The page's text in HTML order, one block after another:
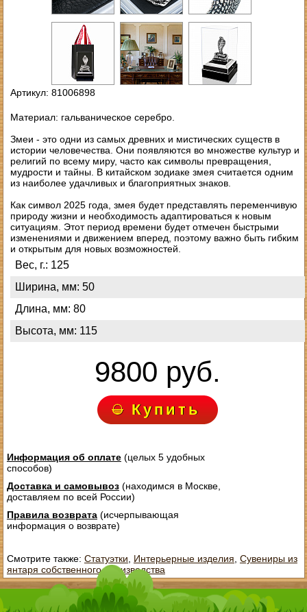
Артикул: 81006898
Материал: гальваническое серебро.
Змеи - это одни из самых древних и мистических существ в
истории человечества. Они появляются во множестве культур и
религий по всему миру, часто как символы превращения,
мудрости и тайны. В китайском зодиаке змея считается одним
из наиболее удачливых и благоприятных знаков.
Как символ 2025 года, змея будет представлять переменчивую
природу жизни и необходимость адаптироваться к новым
ситуациям. Этот период времени будет отмечен быстрыми
изменениями и движением вперед, поэтому важно быть гибким
и открытым для новых возможностей.
Вес, г.: 125
Ширина, мм: 50
Длина, мм: 80
Высота, мм: 115
9800 руб.
Купить
Информация об оплате(целых 5 удобных
способов)
Доставка и самовывоз(находимся в Москве,
доставляем по всей России)
Правила возврата(исчерпывающая
информация о возврате)
Смотрите также: Статуэтки Интерьерные изделия Сувениры из
янтаря собственного производства